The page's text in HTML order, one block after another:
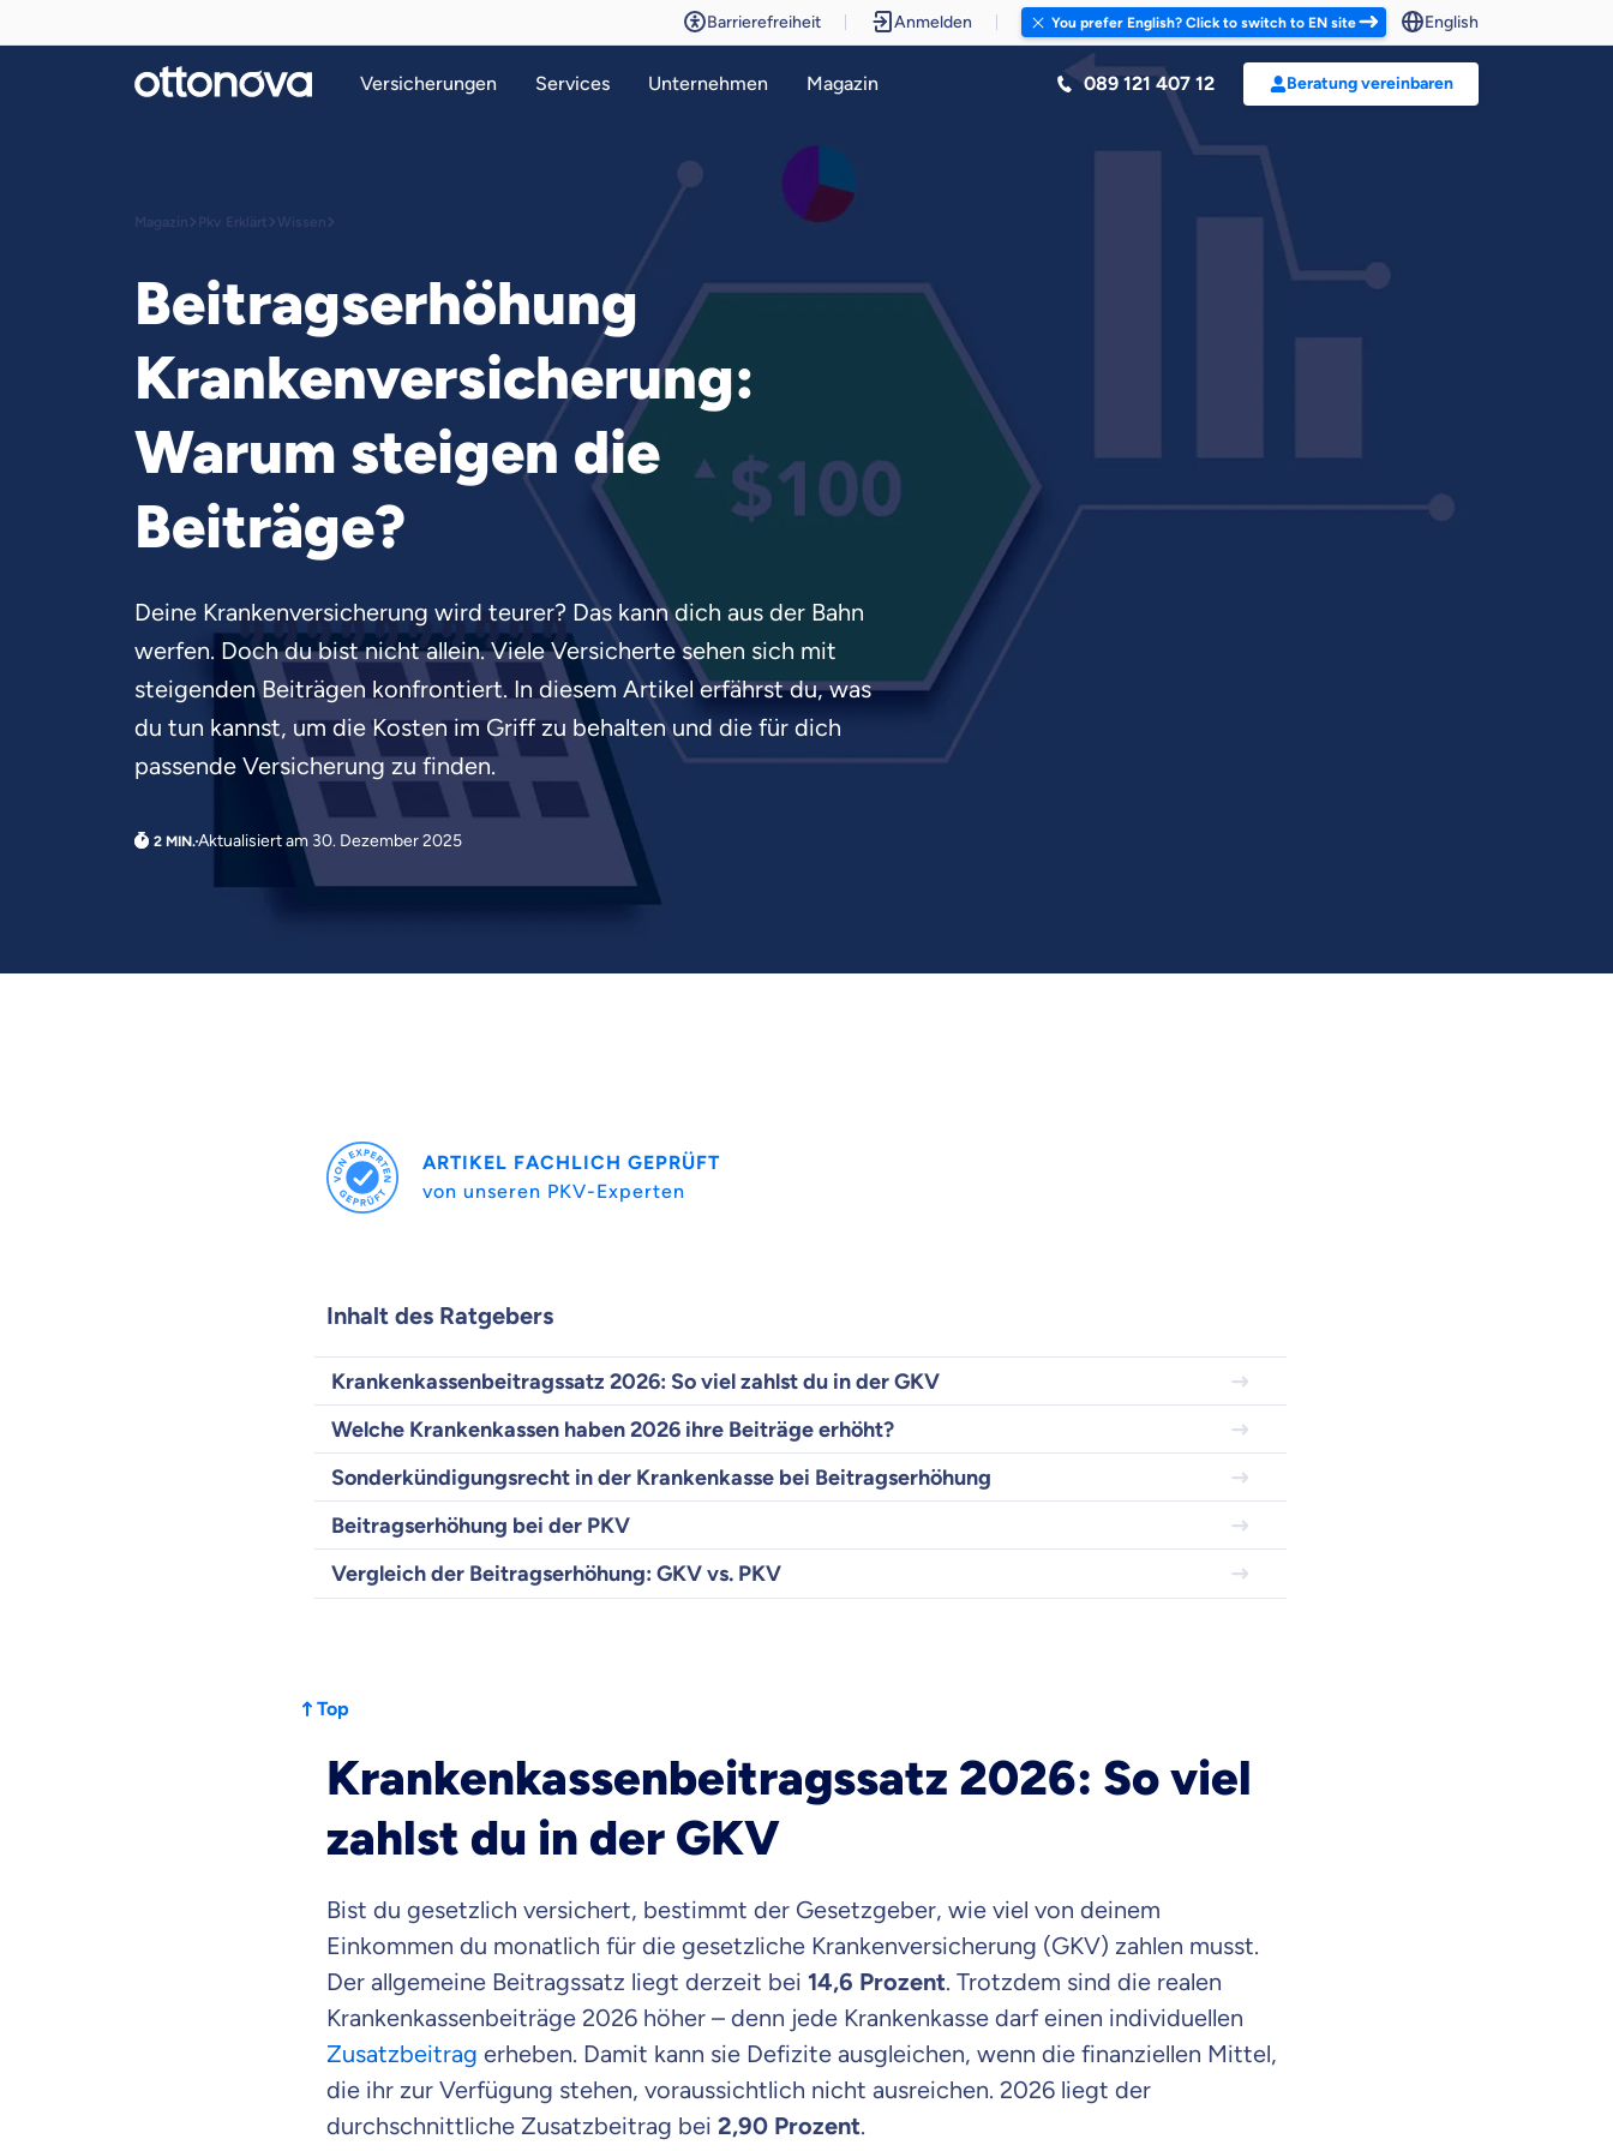
Barrierefreiheit Anmelden You prefer English? Click to switch to EN site English
Versicherungen Services Unternehmen Magazin 089 121 407 12 Beratung vereinbaren
Magazin Pkv Erklärt Wissen
Beitragserhöhung
Krankenversicherung:
Warum steigen die
Beiträge?
Deine Krankenversicherung wird teurer? Das kann dich aus der Bahn
werfen. Doch du bist nicht allein. Viele Versicherte sehen sich mit
steigenden Beiträgen konfrontiert. In diesem Artikel erfährst du, was
du tun kannst, um die Kosten im Griff zu behalten und die für dich
passende Versicherung zu finden.
Aktualisiert am 30. Dezember 2025
ARTIKEL FACHLICH GEPRÜFT
von unseren PKV-Experten
Inhalt des Ratgebers
Krankenkassenbeitragssatz 2026: So viel zahlst du in der GKV
Welche Krankenkassen haben 2026 ihre Beiträge erhöht?
Sonderkündigungsrecht in der Krankenkasse bei Beitragserhöhung
Beitragserhöhung bei der PKV
Vergleich der Beitragserhöhung: GKV vs. PKV
Top
Krankenkassenbeitragssatz 2026: So viel
zahlst du in der GKV
Bist du gesetzlich versichert, bestimmt der Gesetzgeber, wie viel von deinem
Einkommen du monatlich für die gesetzliche Krankenversicherung (GKV) zahlen musst.
Der allgemeine Beitragssatz liegt derzeit bei 14,6 Prozent. Trotzdem sind die realen
Krankenkassenbeiträge 2026 höher – denn jede Krankenkasse darf einen individuellen
Zusatzbeitrag erheben. Damit kann sie Defizite ausgleichen, wenn die finanziellen Mittel,
die ihr zur Verfügung stehen, voraussichtlich nicht ausreichen. 2026 liegt der
durchschnittliche Zusatzbeitrag bei 2,90 Prozent.